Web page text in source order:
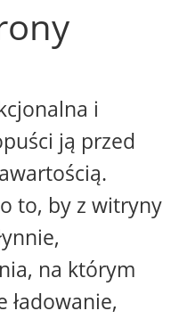
i
ją przed
to, by z witryny
na którym
ładowanie,